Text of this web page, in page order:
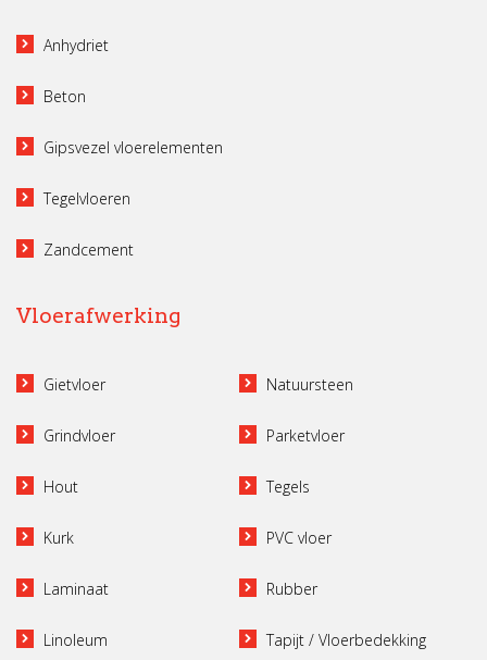
Anhydriet
Beton
Gipsvezel vloerelementen
Tegelvloeren
Zandcement
Vloerafwerking
Gietvloer
Grindvloer
Hout
Kurk
Laminaat
Linoleum
Natuursteen
Parketvloer
Tegels
PVC vloer
Rubber
Tapijt / Vloerbedekking